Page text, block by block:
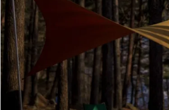
INFORMATION